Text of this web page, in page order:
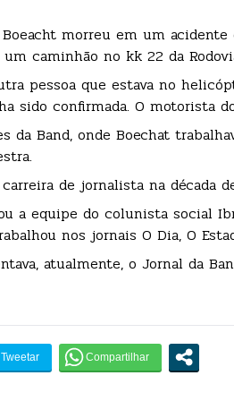
morreu em um
caminhão no kk 22 da
pessoa que estava no
sido confirmada. O motorista
da Band, onde Boechat
de jornalista na década
a equipe do colunista social
nos jornais O Dia, O
atualmente, o Jornal da